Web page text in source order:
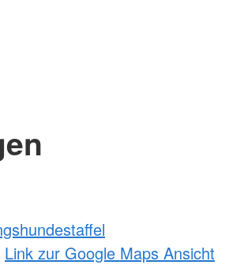
Link zur Google Maps Ansicht